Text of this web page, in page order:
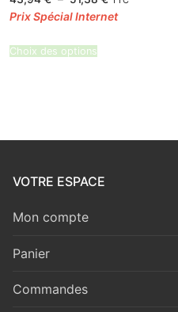
5.00
sur 5
prix :
Choix des options
VOTRE ESPACE
Mon compte
Panier
Commandes